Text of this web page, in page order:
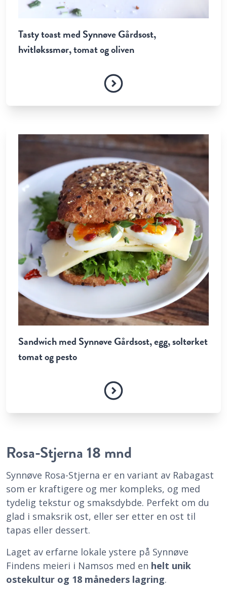
Tasty toast med Synnøve Gårdsost,
hvitløkssmør, tomat og oliven
Sandwich med Synnøve Gårdsost, egg, soltørket
tomat og pesto
Rosa-Stjerna 18 mnd
Synnøve Rosa-Stjerna er en variant av Rabagast
som er kraftigere og mer kompleks, og med
tydelig tekstur og smaksdybde. Perfekt om du
glad i smaksrik ost, eller ser etter en ost til
tapas eller dessert.
Laget av erfarne lokale ystere på Synnøve
Findens meieri i Namsos med en helt unik
ostekultur og 18 måneders lagring.